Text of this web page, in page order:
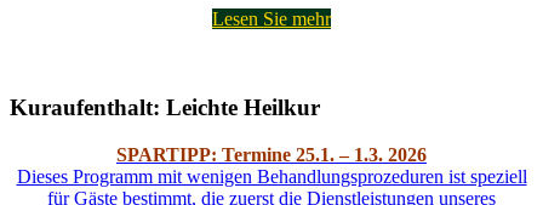
Lesen Sie mehr
Kuraufenthalt: Leichte Heilkur
SPARTIPP: Termine 25.1. – 1.3. 2026
Dieses Programm mit wenigen Behandlungsprozeduren ist speziell
für Gäste bestimmt, die zuerst die Dienstleistungen unseres